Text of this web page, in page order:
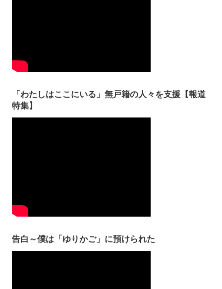
「わたしはここにいる」無戸籍の人々を支援【報道
特集】
告白～僕は「ゆりかご」に預けられた